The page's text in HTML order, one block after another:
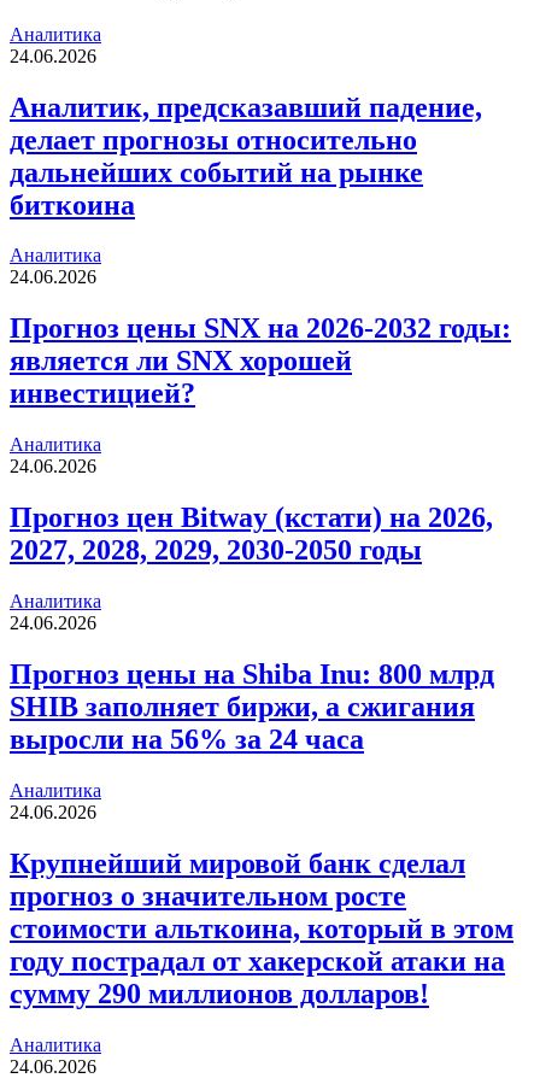
Аналитика
24.06.2026
Аналитик, предсказавший падение,
делает прогнозы относительно
дальнейших событий на рынке
биткоина
Аналитика
24.06.2026
Прогноз цены SNX на 2026-2032 годы:
является ли SNX хорошей
инвестицией?
Аналитика
24.06.2026
Прогноз цен Bitway (кстати) на 2026,
2027, 2028, 2029, 2030-2050 годы
Аналитика
24.06.2026
Прогноз цены на Shiba Inu: 800 млрд
SHIB заполняет биржи, а сжигания
выросли на 56% за 24 часа
Аналитика
24.06.2026
Крупнейший мировой банк сделал
прогноз о значительном росте
стоимости альткоина, который в этом
году пострадал от хакерской атаки на
сумму 290 миллионов долларов!
Аналитика
24.06.2026